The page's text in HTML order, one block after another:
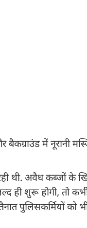
में नूरानी
थी. अवैध कब्जों के
ही शुरू होगी, तो
पुलिसकर्मियों को